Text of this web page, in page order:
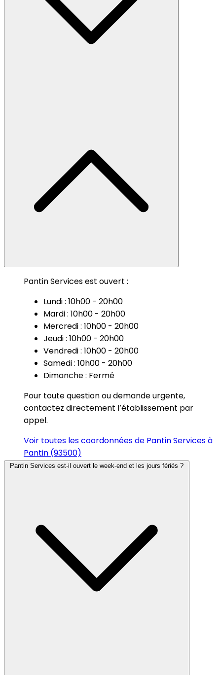
Pantin Services est ouvert :
Lundi : 10h00 - 20h00
Mardi : 10h00 - 20h00
Mercredi : 10h00 - 20h00
Jeudi : 10h00 - 20h00
Vendredi : 10h00 - 20h00
Samedi : 10h00 - 20h00
Dimanche : Fermé
Pour toute question ou demande urgente,
contactez directement l’établissement par
appel.
Voir toutes les coordonnées de Pantin Services à
Pantin (93500)
Pantin Services est-il ouvert le week-end et les jours fériés ?